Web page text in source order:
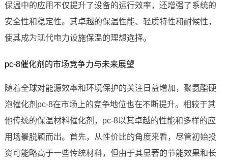
保温中的应用不仅提升了设备的运行效率，还增强了系统的
安全性和稳定性。其卓越的保温性能、轻质特性和耐候性，
使其成为现代电力设施保温的理想选择。
pc-8催化剂的市场竞争力与未来展望
随着全球对能源效率和环境保护的关注日益增加，聚氨酯硬
泡催化剂pc-8在市场上的竞争地位也在不断提升。相较于其
他传统的保温材料催化剂，pc-8以其卓越的性能和多样的应
用场景脱颖而出。首先，从性价比的角度来看，尽管初始投
资可能略高于一些传统材料，但由于其显著的节能效果和长